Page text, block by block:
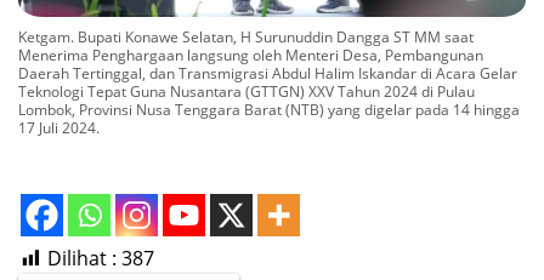
Ketgam. Bupati Konawe Selatan, H Surunuddin Dangga ST MM saat
Menerima Penghargaan langsung oleh Menteri Desa, Pembangunan
Daerah Tertinggal, dan Transmigrasi Abdul Halim Iskandar di Acara Gelar
Teknologi Tepat Guna Nusantara (GTTGN) XXV Tahun 2024 di Pulau
Lombok, Provinsi Nusa Tenggara Barat (NTB) yang digelar pada 14 hingga
17 Juli 2024.
Dilihat : 387